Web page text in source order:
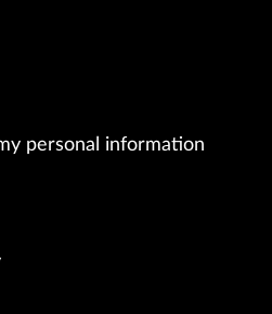
personal information